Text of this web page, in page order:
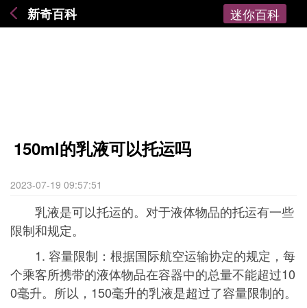
新奇百科 迷你百科
150ml的乳液可以托运吗
2023-07-19 09:57:51
乳液是可以托运的。对于液体物品的托运有一些
限制和规定。
1. 容量限制：根据国际航空运输协定的规定，每
个乘客所携带的液体物品在容器中的总量不能超过10
0毫升。所以，150毫升的乳液是超过了容量限制的。